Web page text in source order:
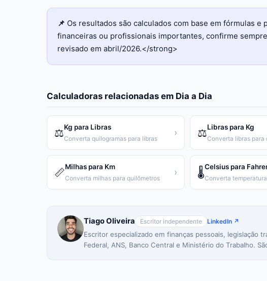
📌 Os resultados são calculados com base em fórmulas
financeiras ou profissionais importantes, confirme
revisado em abril/2026.</strong>
Calculadoras relacionadas em Dia a Dia
⚖️Kg para Libras
Converta quilogramas para libras
› ⚖️Libras para Kg
Converta libras para
📏Milhas para Km
Converta milhas para quilômetros
› 🌡️Celsius para
Tiago Oliveira Escritor independente LinkedIn ↗
Escritor especializado em finanças pessoais, legislação
Federal, ANS, Banco Central e Ministério do Trabalho.